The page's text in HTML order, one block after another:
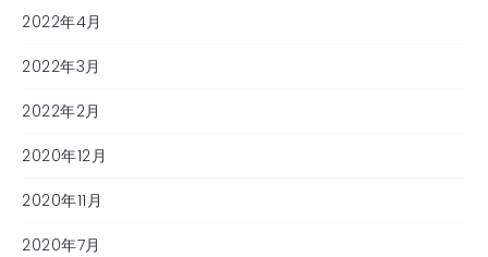
2022年4月
2022年3月
2022年2月
2020年12月
2020年11月
2020年7月